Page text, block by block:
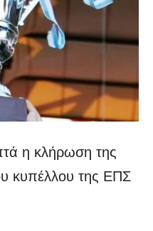
η κλήρωση της
κυπέλλου της ΕΠΣ